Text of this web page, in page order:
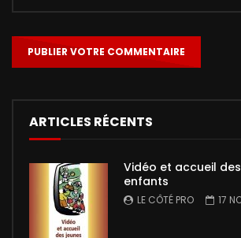
ARTICLES RÉCENTS
Vidéo et accueil
enfants
LE CÔTÉ PRO 17